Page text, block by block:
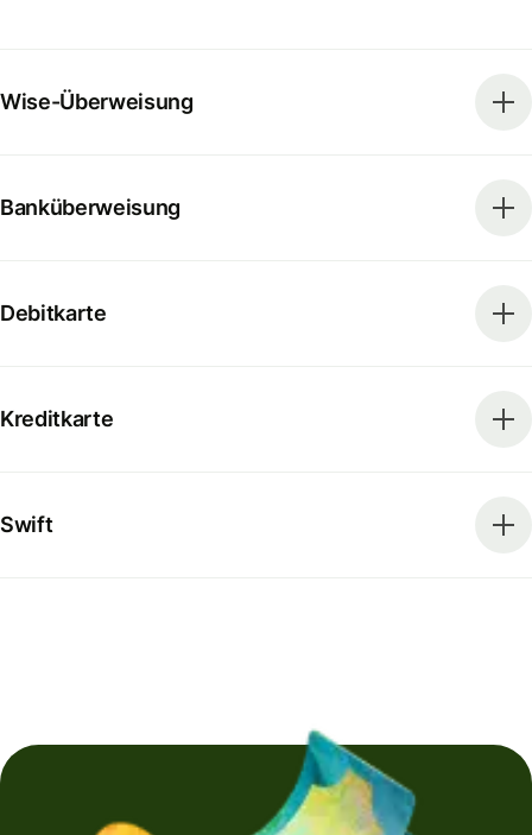
Wise-Überweisung
Banküberweisung
Debitkarte
Kreditkarte
Swift